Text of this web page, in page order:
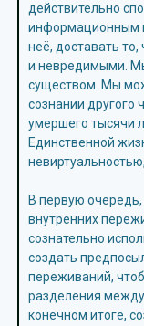
действительно
информационным
неё, доставать
и невредимыми.
существом. Мы
сознании
умершего тысячи
Единственной
В первую
внутренних
сознательно
создать
переживаний,
разделения
конечном итоге,